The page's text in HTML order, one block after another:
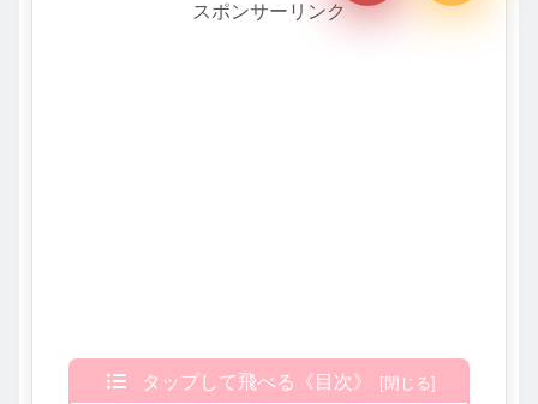
スポンサーリンク
タップして飛べる《目次》